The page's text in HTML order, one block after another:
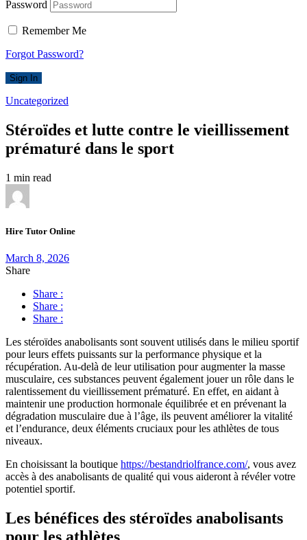
Password
Remember Me
Forgot Password?
Sign In
Uncategorized
Stéroïdes et lutte contre le vieillissement
prématuré dans le sport
1 min read
Hire Tutor Online
March 8, 2026
Share
Share :
Share :
Share :
Les stéroïdes anabolisants sont souvent utilisés dans le milieu sportif
pour leurs effets puissants sur la performance physique et la
récupération. Au-delà de leur utilisation pour augmenter la masse
musculaire, ces substances peuvent également jouer un rôle dans le
ralentissement du vieillissement prématuré. En effet, en aidant à
maintenir une production hormonale équilibrée et en prévenant la
dégradation musculaire due à l’âge, ils peuvent améliorer la vitalité
et l’endurance, deux éléments cruciaux pour les athlètes de tous
niveaux.
En choisissant la boutique https://bestandriolfrance.com/, vous avez
accès à des anabolisants de qualité qui vous aideront à révéler votre
potentiel sportif.
Les bénéfices des stéroïdes anabolisants